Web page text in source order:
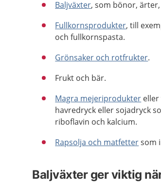
Baljväxter, som bönor,
Fullkornsprodukter, till
och fullkornspasta.
Grönsaker och rotfrukter.
Frukt och bär.
Magra mejeriprodukter
havredryck eller sojadryck
riboflavin och kalcium.
Rapsolja och matfettersom
Baljväxter ger viktig